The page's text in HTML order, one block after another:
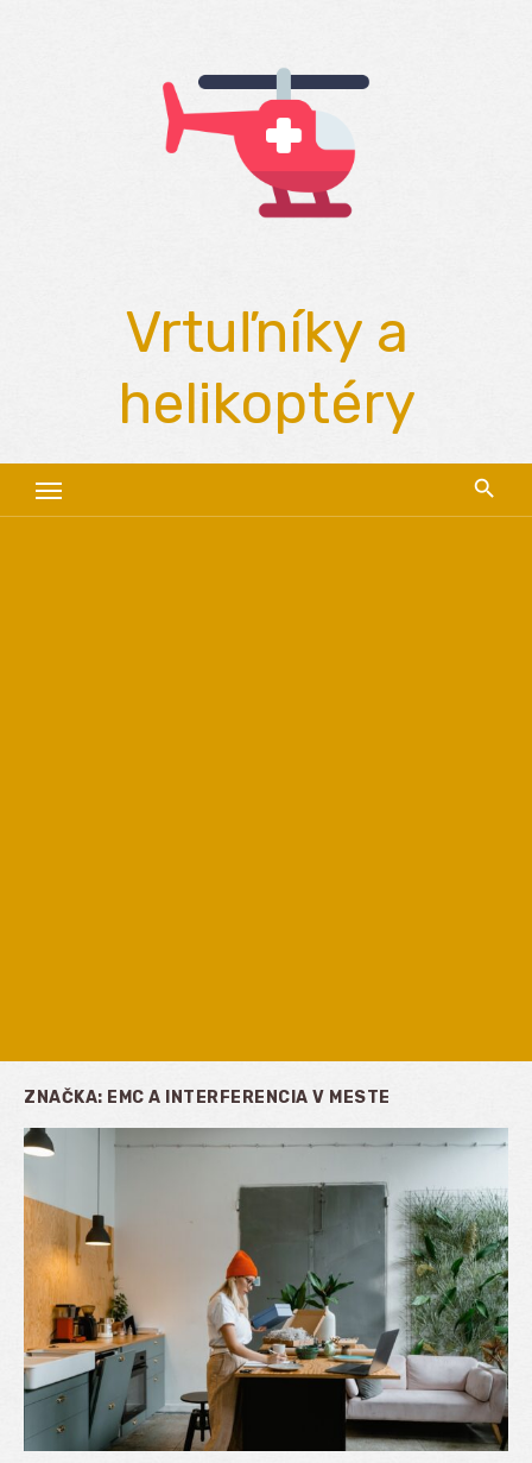
Vrtuľníky a
helikoptéry
ZNAČKA: EMC A INTERFERENCIA V MESTE